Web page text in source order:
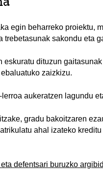
egin beharreko proiektu,
sakondu eta
eskuratu dituzun
zaizkizu.
aukeratzen lagundu
gradu bakoitzaren
ahal izateko
defentsari buruzko